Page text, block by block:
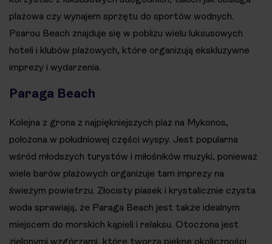
plażowa czy wynajem sprzętu do sportów wodnych.
Psarou Beach znajduje się w pobliżu wielu luksusowych
hoteli i klubów plażowych, które organizują ekskluzywne
imprezy i wydarzenia.
Paraga Beach
Kolejna z grona z najpiękniejszych plaż na Mykonos,
położona w południowej części wyspy. Jest popularna
wśród młodszych turystów i miłośników muzyki, ponieważ
wiele barów plażowych organizuje tam imprezy na
świeżym powietrzu. Złocisty piasek i krystalicznie czysta
woda sprawiają, że Paraga Beach jest także idealnym
miejscem do morskich kąpieli i relaksu. Otoczona jest
zielonymi wzgórzami, które tworzą piękne okoliczności